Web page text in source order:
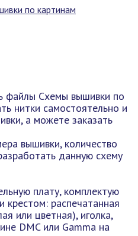
файлы Схемы вышивки по
нитки самостоятельно и
а можете заказать
вышивки, количество
данную схему
плату, комплектую
распечатанная
или цветная), иголка,
DMC или Gamma на